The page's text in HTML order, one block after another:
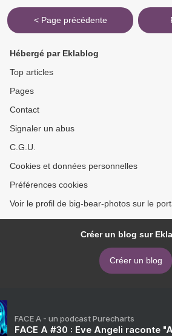
< Page précédente
Hébergé par Eklablog
Top articles
Pages
Contact
Signaler un abus
C.G.U.
Cookies et données personnelles
Préférences cookies
Voir le profil de big-bear-photos sur le
Créer un blog sur
Créer un blog
FACE A - un podcast Purecharts
FACE A #30 : Eve Angeli raconte